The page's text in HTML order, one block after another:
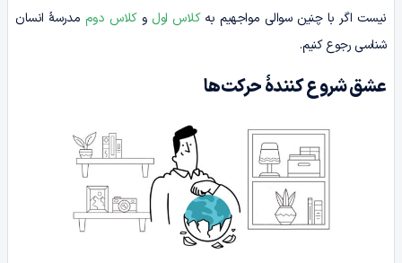
نیست اگر با چنین سوالی مواجهیم بهکلاس اول وکلاس دوم مدرسۀ انسان
شناسی رجوع کنیم.
عشق شروع کنندۀ حرکت‌ها